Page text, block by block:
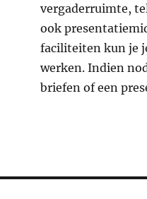
vergaderruimte,
ook
faciliteiten kun je
werken. Indien
briefen of een